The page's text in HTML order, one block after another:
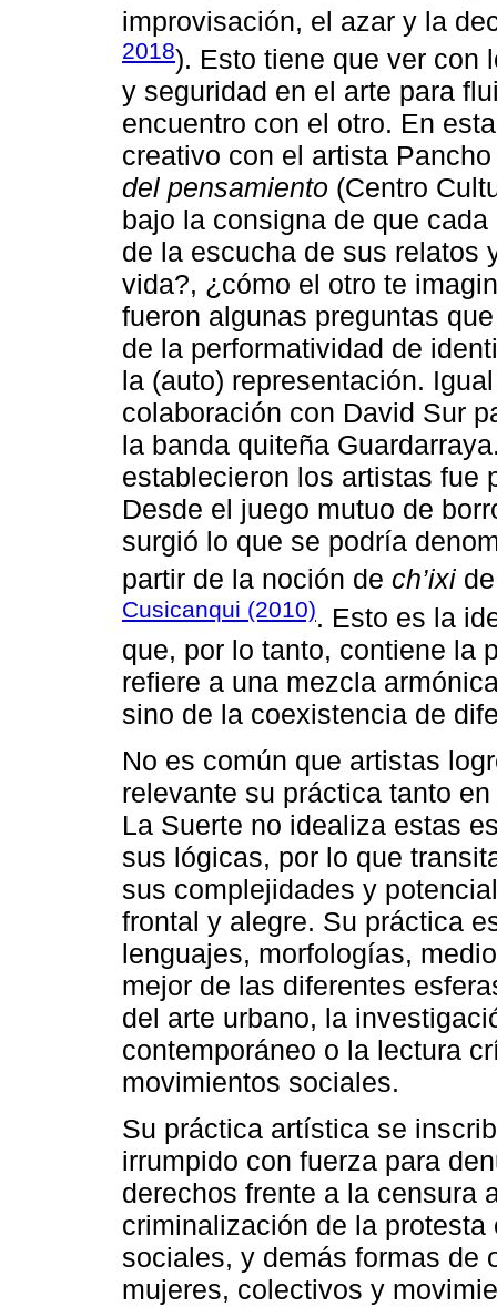
improvisación, el azar y la
2018). Esto tiene que ver con
y seguridad en el arte para
encuentro con el otro. En
creativo con el artista
del pensamiento (Centro
bajo la consigna de que
de la escucha de sus relatos
vida?, ¿cómo el otro te
fueron algunas preguntas
de la performatividad de
la (auto) representación.
colaboración con David Sur
la banda quiteña
establecieron los artistas fue
Desde el juego mutuo de
surgió lo que se podría
partir de la noción de ch’ixi
Cusicanqui (2010). Esto es la
que, por lo tanto, contiene la
refiere a una mezcla
sino de la coexistencia de
No es común que artistas
relevante su práctica tanto
La Suerte no idealiza estas
sus lógicas, por lo que
sus complejidades y
frontal y alegre. Su práctica
lenguajes, morfologías,
mejor de las diferentes
del arte urbano, la
contemporáneo o la lectura
movimientos sociales.
Su práctica artística se
irrumpido con fuerza para
derechos frente a la censura
criminalización de la
sociales, y demás formas de
mujeres, colectivos y